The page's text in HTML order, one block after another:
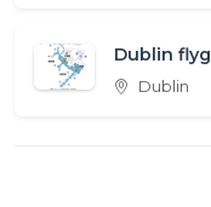
Dublin
Dublin